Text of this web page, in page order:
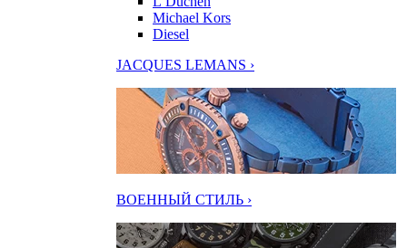
Michael Kors
Diesel
JACQUES LEMANS ›
ВОЕННЫЙ СТИЛЬ ›